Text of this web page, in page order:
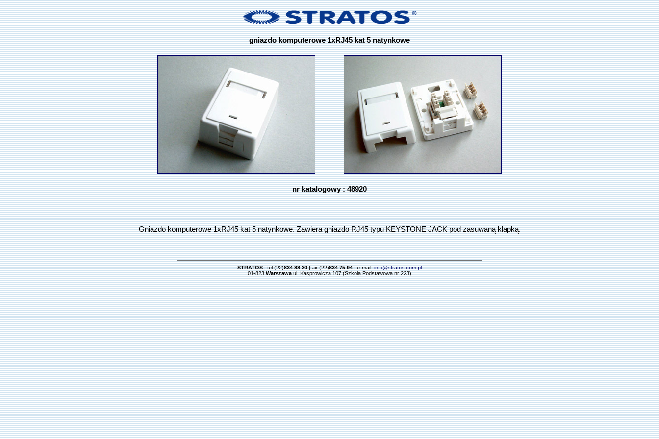
gniazdo komputerowe 1xRJ45 kat 5 natynkowe
nr katalogowy : 48920
Gniazdo komputerowe 1xRJ45 kat 5 natynkowe. Zawiera gniazdo RJ45 typu KEYSTONE JACK pod zasuwaną klapką.
STRATOS| tel.(22)834.88.30|fax.(22)834.75.94| e-mail:info@stratos.com.pl
01-823Warszawaul. Kasprowicza 107 (Szkoła Podstawowa nr 223)